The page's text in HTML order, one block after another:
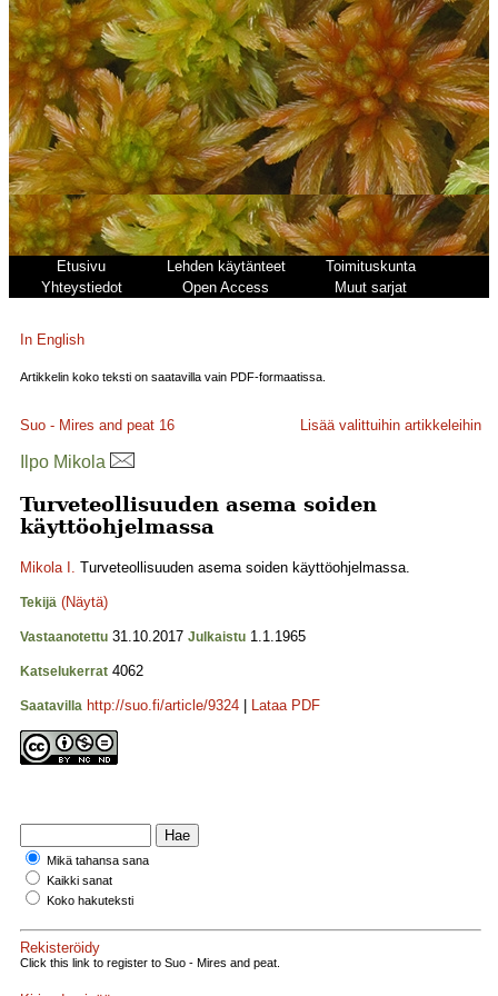
Etusivu Lehden käytänteet
Toimituskunta
Yhteystiedot
Open Access Muut sarjat
In English
Artikkelin koko teksti on saatavilla vain PDF-formaatissa.
Suo - Mires and peat 16 Lisää valittuihin artikkeleihin
Ilpo Mikola
Turveteollisuuden asema soiden
käyttöohjelmassa
Mikola I. Turveteollisuuden asema soiden käyttöohjelmassa.
Tekijä (Näytä)
Vastaanotettu 31.10.2017 Julkaistu 1.1.1965
Katselukerrat 4062
Saatavilla http://suo.fi/article/9324 Lataa PDF
Mikä tahansa sana
Kaikki sanat
Koko hakuteksti
Rekisteröidy
Click this link to register to Suo - Mires and peat.